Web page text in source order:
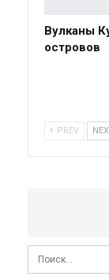
Вулканы
островов
PREV